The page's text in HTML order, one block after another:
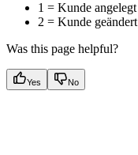
1 = Kunde angelegt
2 = Kunde geändert
Was this page helpful?
Yes No